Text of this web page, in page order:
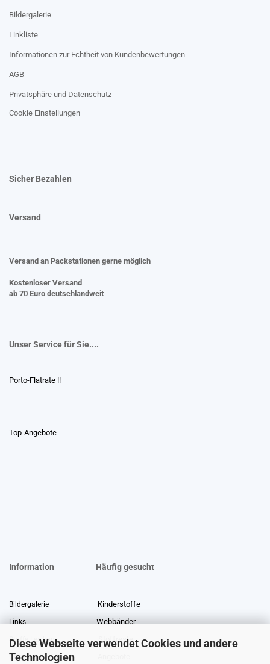
Diese Webseite verwendet Cookies und andere
Technologien
Bildergalerie
Linkliste
Informationen zur Echtheit von Kundenbewertungen
AGB
Privatsphäre und Datenschutz
Cookie Einstellungen
Sicher Bezahlen
Versand
Versand an Packstationen gerne möglich
Kostenloser Versand
ab 70 Euro deutschlandweit
Unser Service für Sie....
Porto-Flatrate !!
Top-Angebote
Information Häufig gesucht
Bildergalerie Kinderstoffe
Links Webbänder
Stoffe Lexikon Stoffreste
Über uns